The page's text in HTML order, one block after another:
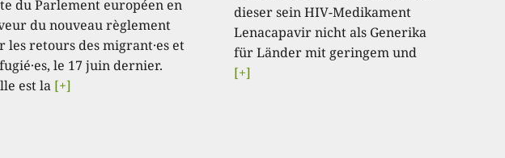
du Parlement européen en
du nouveau règlement
les retours des migrant·es et
le 17 juin dernier.
est la [+]
dieser sein HIV-Medikament
Lenacapavir nicht als Generika
für Länder mit geringem und
[+]